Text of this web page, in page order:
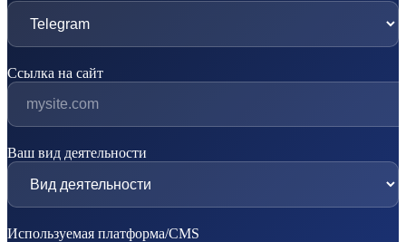
Ссылка на сайт
Ваш вид деятельности
Используемая платформа/CMS